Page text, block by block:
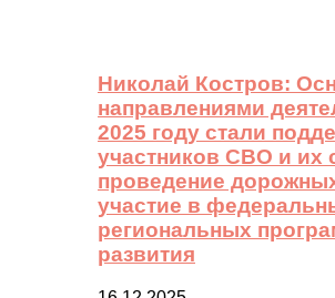
Николай Костров:
направлениями
2025 году стали
участников СВО и их
проведение
участие в
региональных
развития